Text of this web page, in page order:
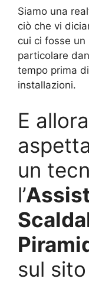
Siamo una
ciò che vi
cui ci fosse
particolare
tempo prima
installazioni.
E
un
l’
sul